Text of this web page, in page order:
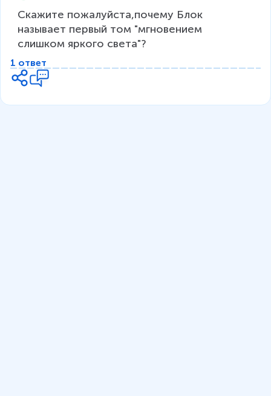
Скажите пожалуйста,почему Блок
называет первый том "мгновением
слишком яркого света"?
1 ответ